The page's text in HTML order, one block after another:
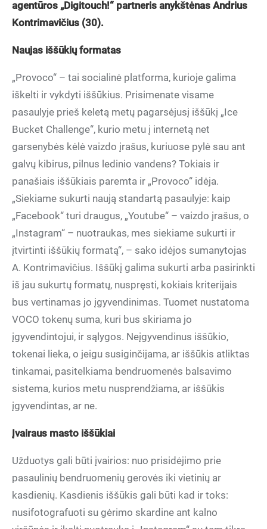
agentūros „Digitouch!“ partneris anykštėnas Andrius
Kontrimavičius (30).
Naujas iššūkių formatas
„Provoco“ – tai socialinė platforma, kurioje galima
iškelti ir vykdyti iššūkius. Prisimenate visame
pasaulyje prieš keletą metų pagarsėjusį iššūkį „Ice
Bucket Challenge“, kurio metu į internetą net
garsenybės kėlė vaizdo įrašus, kuriuose pylė sau ant
galvų kibirus, pilnus ledinio vandens? Tokiais ir
panašiais iššūkiais paremta ir „Provoco“ idėja.
„Siekiame sukurti naują standartą pasaulyje: kaip
„Facebook“ turi draugus, „Youtube“ – vaizdo įrašus, o
„Instagram“ – nuotraukas, mes siekiame sukurti ir
įtvirtinti iššūkių formatą“, – sako idėjos sumanytojas
A. Kontrimavičius. Iššūkį galima sukurti arba pasirinkti
iš jau sukurtų formatų, nuspręsti, kokiais kriterijais
bus vertinamas jo įgyvendinimas. Tuomet nustatoma
VOCO tokenų suma, kuri bus skiriama jo
įgyvendintojui, ir sąlygos. Neįgyvendinus iššūkio,
tokenai lieka, o jeigu susiginčijama, ar iššūkis atliktas
tinkamai, pasitelkiama bendruomenės balsavimo
sistema, kurios metu nusprendžiama, ar iššūkis
įgyvendintas, ar ne.
Įvairaus masto iššūkiai
Užduotys gali būti įvairios: nuo prisidėjimo prie
pasaulinių bendruomenių gerovės iki vietinių ar
kasdienių. Kasdienis iššūkis gali būti kad ir toks:
nusifotografuoti su gėrimo skardine ant kalno